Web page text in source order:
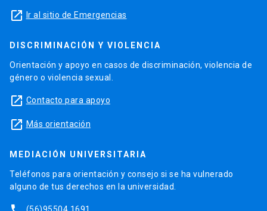
launch Ir al sitio de Emergencias
DISCRIMINACIÓN Y VIOLENCIA
Orientación y apoyo en casos de discriminación, violencia de
género o violencia sexual.
launch Contacto para apoyo
launch Más orientación
MEDIACIÓN UNIVERSITARIA
Teléfonos para orientación y consejo si se ha vulnerado
alguno de tus derechos en la universidad.
(56)95504 1691